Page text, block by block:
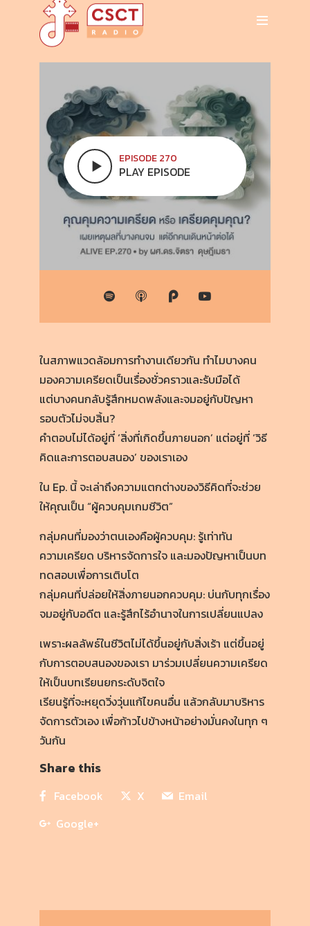
EPISODE 270
PLAY EPISODE
ในสภาพแวดล้อมการทำงานเดียวกัน ทำไมบางคน
มองความเครียดเป็นเรื่องชั่วคราวและรับมือได้
แต่บางคนกลับรู้สึกหมดพลังและจมอยู่กับปัญหา
รอบตัวไม่จบสิ้น?
คำตอบไม่ได้อยู่ที่ ‘สิ่งที่เกิดขึ้นภายนอก’ แต่อยู่ที่ ‘วิธี
คิดและการตอบสนอง’ ของเราเอง
ใน Ep. นี้ จะเล่าถึงความแตกต่างของวิธีคิดที่จะช่วย
ให้คุณเป็น “ผู้ควบคุมเกมชีวิต”
กลุ่มคนที่มองว่าตนเองคือผู้ควบคุม: รู้เท่าทัน
ความเครียด บริหารจัดการใจ และมองปัญหาเป็นบท
ทดสอบเพื่อการเติบโต
กลุ่มคนที่ปล่อยให้สิ่งภายนอกควบคุม: บ่นกับทุกเรื่อง
จมอยู่กับอดีต และรู้สึกไร้อำนาจในการเปลี่ยนแปลง
เพราะผลลัพธ์ในชีวิตไม่ได้ขึ้นอยู่กับสิ่งเร้า แต่ขึ้นอยู่
กับการตอบสนองของเรา มาร่วมเปลี่ยนความเครียด
ให้เป็นบทเรียนยกระดับจิตใจ
เรียนรู้ที่จะหยุดวิ่งวุ่นแก้ไขคนอื่น แล้วกลับมาบริหาร
จัดการตัวเอง เพื่อก้าวไปข้างหน้าอย่างมั่นคงในทุก ๆ
วันกัน
Share this
Facebook X
Email
Google+